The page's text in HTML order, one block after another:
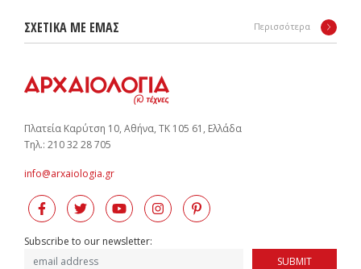
ΣΧΕΤΙΚΑ ΜΕ ΕΜΑΣ Περισσότερα
Πλατεία Καρύτση 10, Αθήνα, ΤΚ 105 61, Ελλάδα
Tηλ.: 210 32 28 705
info@arxaiologia.gr
Subscribe to our newsletter:
SUBMIT